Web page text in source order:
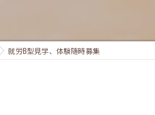
就労B型見学、体験随時募集